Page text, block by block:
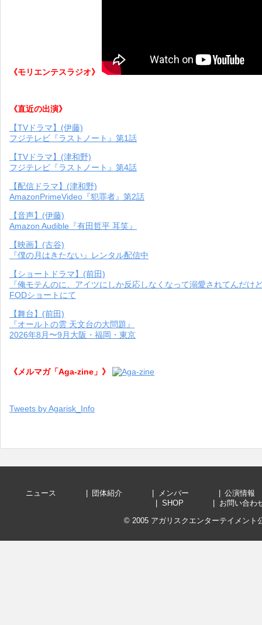
《モリエンテスラジオ》
《直近の出演》
【TVドラマ】(伊藤)
フジテレビ『ラストノート』第1話
【TVドラマ】(津和野)
フジテレビ『ラストノート』第4話
【配信ドラマ】(津和野)
AmazonPrimeVideo『犯罪者』第2話
【音声】(伊藤)
Amazon Audible『有田哲平 耳笑』
【映画】(古谷)
『僕の月はきたない』レンタル配信中
【ショートドラマ】(前田)
『俺モテんのに、アイツにしか反応しなくなって溺愛されてんだけ
FODショートにて
【舞台】(前田)
『オールトの雲 天文台の大問題』
2026年8月〜9月大阪・福岡・東京
《メルマガ「Aga-zine」》
Tweets by Agarisk_Info
ニュース 団体紹介 メンバー
公演
SHOP
お問い
© 2005 アガリスクエンターテイメント